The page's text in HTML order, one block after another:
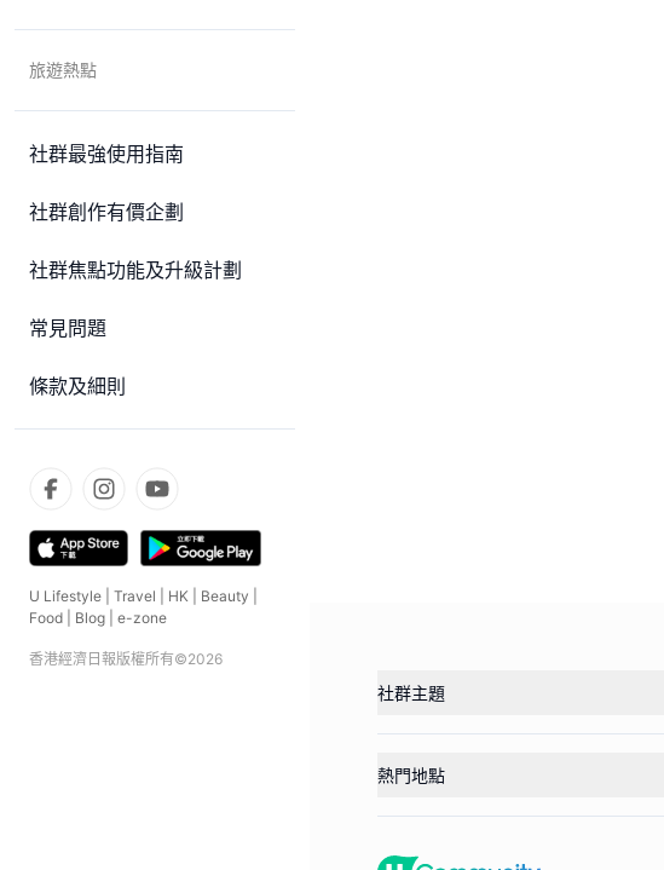
旅遊熱點
社群最強使用指南
社群創作有價企劃
社群焦點功能及升級計劃
常見問題
條款及細則
U Lifestyle Travel HK Beauty
Food
Blog e-zone
香港經濟日報版權所有©2026
社群主題
熱門地點